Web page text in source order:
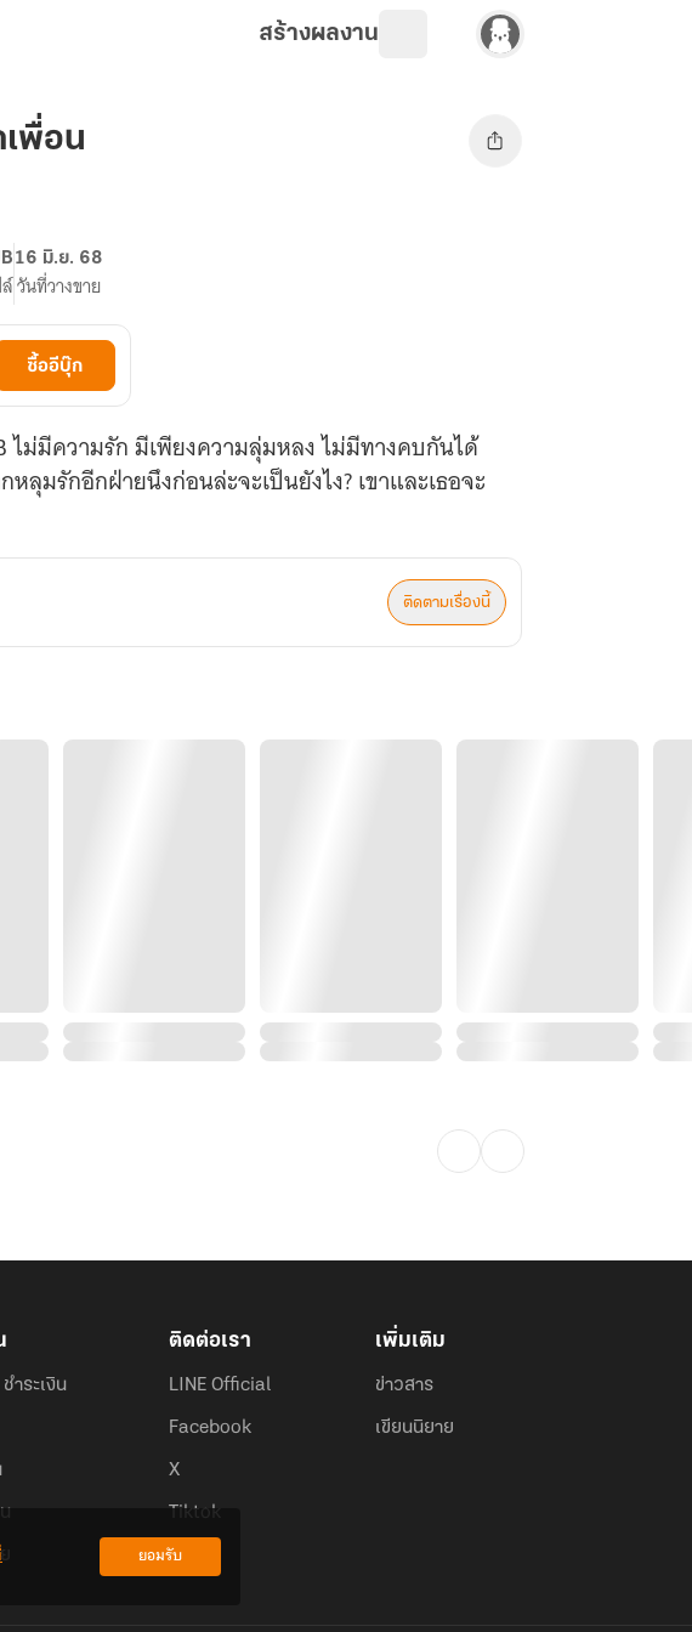
สร้างผลงาน
พื่อน
16 มิ.ย. 68
วันที่วางขาย
ซื้ออีบุ๊ก
ไม่มีความรัก มีเพียงความลุ่มหลง ไม่มีทางคบกันได้
มรักอีกฝ่ายนึงก่อนล่ะจะเป็นยังไง? เขาและเธอจะ
ติดตามเรื่องนี้
ำระเงิน
ติดต่อเรา
LINE Official
Facebook
X
Tiktok
เพิ่มเติม
ข่าวสาร
เขียนนิยาย
ยอมรับ